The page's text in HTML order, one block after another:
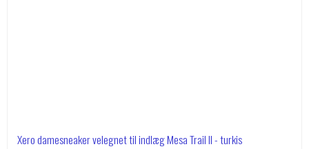
Xero damesneaker velegnet til indlæg Mesa Trail II - turkis